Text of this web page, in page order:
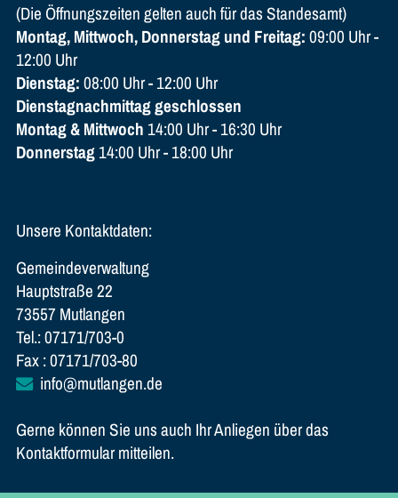
(Die Öffnungszeiten gelten auch für das Standesamt)
Montag, Mittwoch, Donnerstag und Freitag:09:00 Uhr -
12:00 Uhr
Dienstag:08:00 Uhr - 12:00 Uhr
Dienstagnachmittag geschlossen
Montag & Mittwoch 14:00 Uhr - 16:30 Uhr
Donnerstag14:00 Uhr - 18:00 Uhr
Unsere Kontaktdaten:
Gemeindeverwaltung
Hauptstraße 22
73557 Mutlangen
Tel.: 07171/703-0
Fax : 07171/703-80
info@mutlangen.de
Gerne können Sie uns auch Ihr Anliegen über das
Kontaktformular mitteilen.